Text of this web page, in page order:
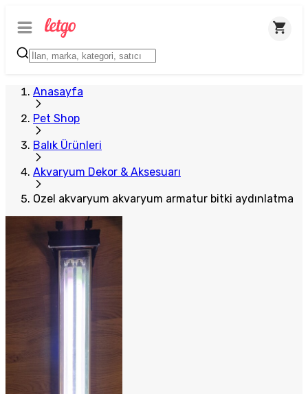
Anasayfa
Pet Shop
Balık Ürünleri
Akvaryum Dekor & Aksesuarı
Ozel akvaryum akvaryum armatur bitki aydınlatma